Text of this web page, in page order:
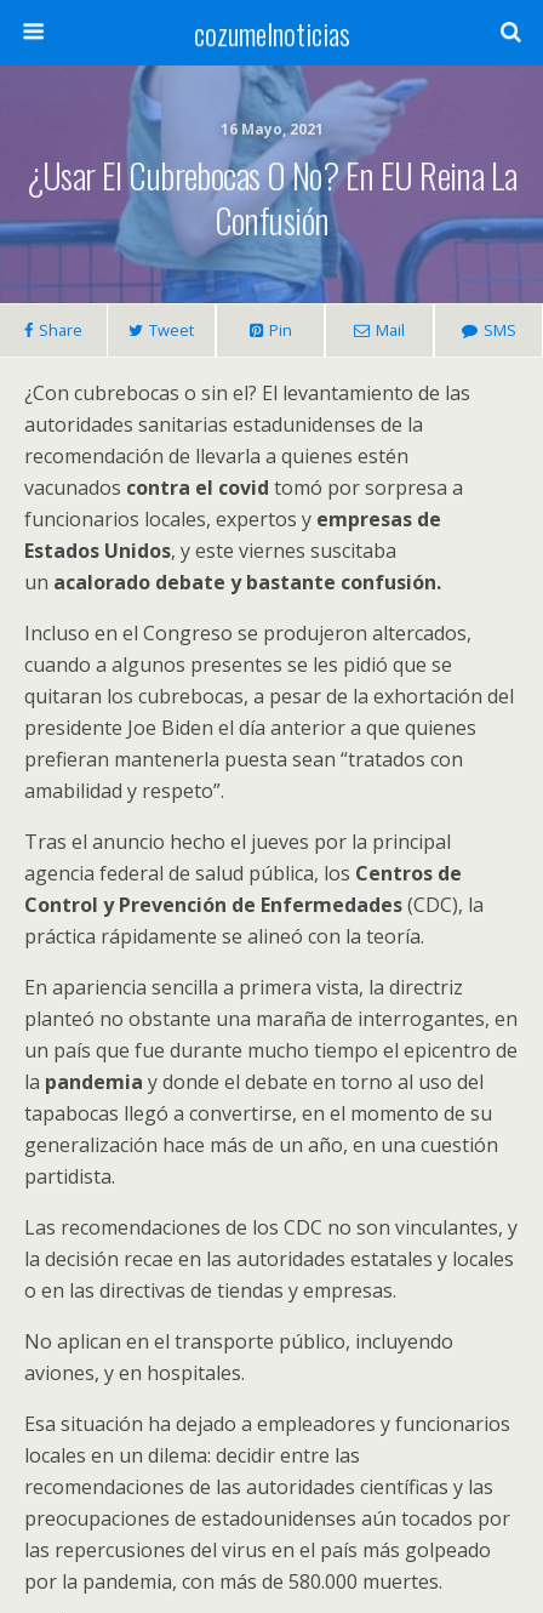
cozumelnoticias
16 Mayo, 2021
¿Usar El Cubrebocas O No? En EU Reina La
Confusión
Share Tweet Pin Mail SMS
¿Con cubrebocas o sin el? El levantamiento de las
autoridades sanitarias estadunidenses de la
recomendación de llevarla a quienes estén
vacunados contra el covid tomó por sorpresa a
funcionarios locales, expertos y empresas de
Estados Unidos, y este viernes suscitaba
un acalorado debate y bastante confusión.
Incluso en el Congreso se produjeron altercados,
cuando a algunos presentes se les pidió que se
quitaran los cubrebocas, a pesar de la exhortación del
presidente Joe Biden el día anterior a que quienes
prefieran mantenerla puesta sean “tratados con
amabilidad y respeto”.
Tras el anuncio hecho el jueves por la principal
agencia federal de salud pública, los Centros de
Control y Prevención de Enfermedades(CDC), la
práctica rápidamente se alineó con la teoría.
En apariencia sencilla a primera vista, la directriz
planteó no obstante una maraña de interrogantes, en
un país que fue durante mucho tiempo el epicentro de
la pandemia y donde el debate en torno al uso del
tapabocas llegó a convertirse, en el momento de su
generalización hace más de un año, en una cuestión
partidista.
Las recomendaciones de los CDC no son vinculantes, y
la decisión recae en las autoridades estatales y locales
o en las directivas de tiendas y empresas.
No aplican en el transporte público, incluyendo
aviones, y en hospitales.
Esa situación ha dejado a empleadores y funcionarios
locales en un dilema: decidir entre las
recomendaciones de las autoridades científicas y las
preocupaciones de estadounidenses aún tocados por
las repercusiones del virus en el país más golpeado
por la pandemia, con más de 580.000 muertes.